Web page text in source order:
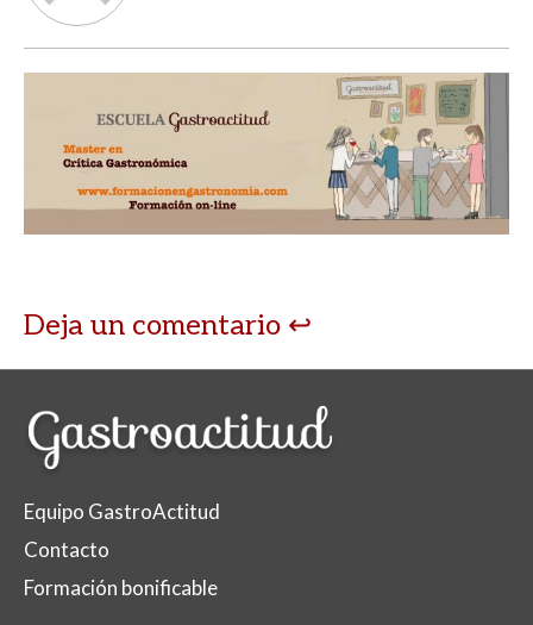
Deja un comentario
Equipo GastroActitud
Contacto
Formación bonificable